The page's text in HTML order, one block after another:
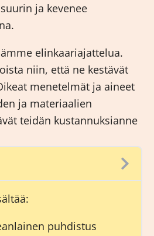
ja kevenee
elinkaariajattelua.
niin, että ne kestävät
menetelmät ja aineet
ja materiaalien
teidän kustannuksianne
puhdistus